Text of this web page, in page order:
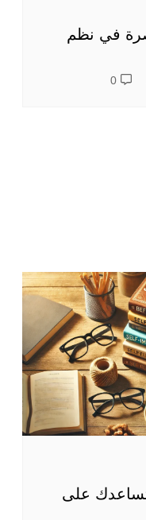
في نظم
0
على